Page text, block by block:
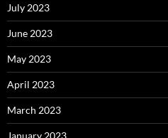
July 2023
June 2023
May 2023
April 2023
March 2023
January 2023